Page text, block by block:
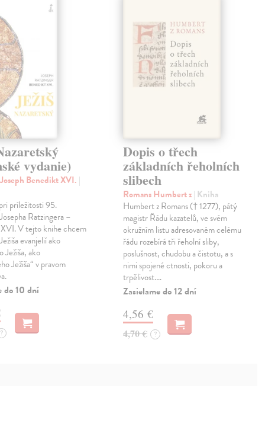
vydanie)
Benedikt XVI. |
príležitosti 95.
Ratzingera –
V tejto knihe chcem
evanjelií ako
Ježiša, ako
Ježiša“ v pravom
do 10 dní
?
Dopis o třech
základních řeholních
slibech
Romans Humbert z| Kniha
Humbert z Romans († 1277), pátý
magistr Řádu kazatelů, ve svém
okružním listu adresovaném celému
řádu rozebírá tři řeholní sliby,
poslušnost, chudobu a čistotu, a s
nimi spojené ctnosti, pokoru a
trpělivost.…
Zasielame do 12 dní
4,56 €
4,70 € ?